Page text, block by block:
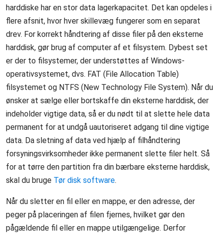
harddiske har en stor data lagerkapacitet. Det kan opdeles i
flere afsnit, hvor hver skillevæg fungerer som en separat
drev. For korrekt håndtering af disse filer på den eksterne
harddisk, gør brug af computer af et filsystem. Dybest set
er der to filsystemer, der understøttes af Windows-
operativsystemet, dvs. FAT (File Allocation Table)
filsystemet og NTFS (New Technology File System). Når du
ønsker at sælge eller bortskaffe din eksterne harddisk, der
indeholder vigtige data, så er du nødt til at slette hele data
permanent for at undgå uautoriseret adgang til dine vigtige
data. Da sletning af data ved hjælp af filhåndtering
forsyningsvirksomheder ikke permanent slette filer helt. Så
for at tørre den partition fra din bærbare eksterne harddisk,
skal du bruge Tør disk software.
Når du sletter en fil eller en mappe, er den adresse, der
peger på placeringen af ​​filen fjernes, hvilket gør den
pågældende fil eller en mappe utilgængelige. Derfor